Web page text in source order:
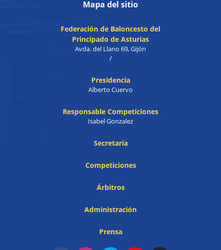
Mapa del sitio
Federación de Baloncesto del
Principado de Asturias
Avda. del Llano 69, Gijón
/
Presidencia
Alberto Cuervo
Responsable Competiciones
Isabel Gonzalez
Secretaría
Competiciones
Árbitros
Administración
Prensa